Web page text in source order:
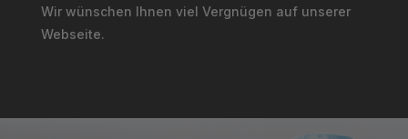
Wir wünschen Ihnen viel Vergnügen auf unserer
Webseite.